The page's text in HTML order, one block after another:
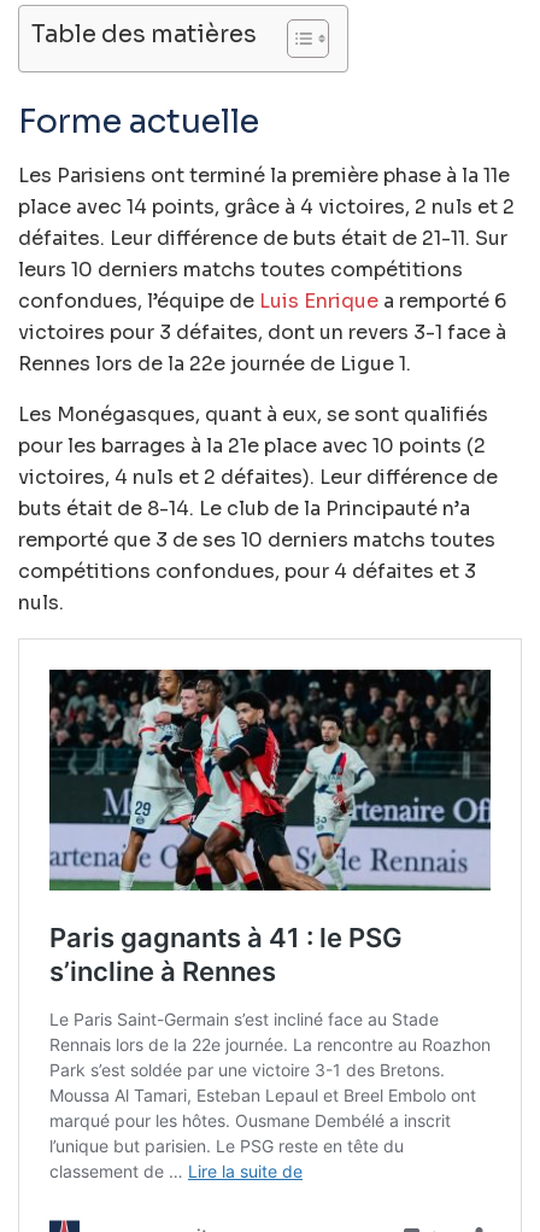
Table des matières
Forme actuelle
Les Parisiens ont terminé la première phase à la 11e
place avec 14 points, grâce à 4 victoires, 2 nuls et 2
défaites. Leur différence de buts était de 21-11. Sur
leurs 10 derniers matchs toutes compétitions
confondues, l’équipe de Luis Enrique a remporté 6
victoires pour 3 défaites, dont un revers 3-1 face à
Rennes lors de la 22e journée de Ligue 1.
Les Monégasques, quant à eux, se sont qualifiés
pour les barrages à la 21e place avec 10 points (2
victoires, 4 nuls et 2 défaites). Leur différence de
buts était de 8-14. Le club de la Principauté n’a
remporté que 3 de ses 10 derniers matchs toutes
compétitions confondues, pour 4 défaites et 3
nuls.